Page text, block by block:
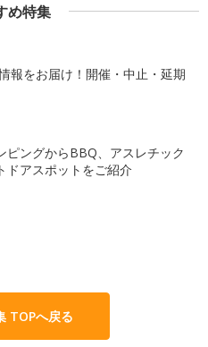
め特集
報をお届け！開催・中止・延期
ピングからBBQ、アスレチック
ドアスポットをご紹介
TOPへ戻る